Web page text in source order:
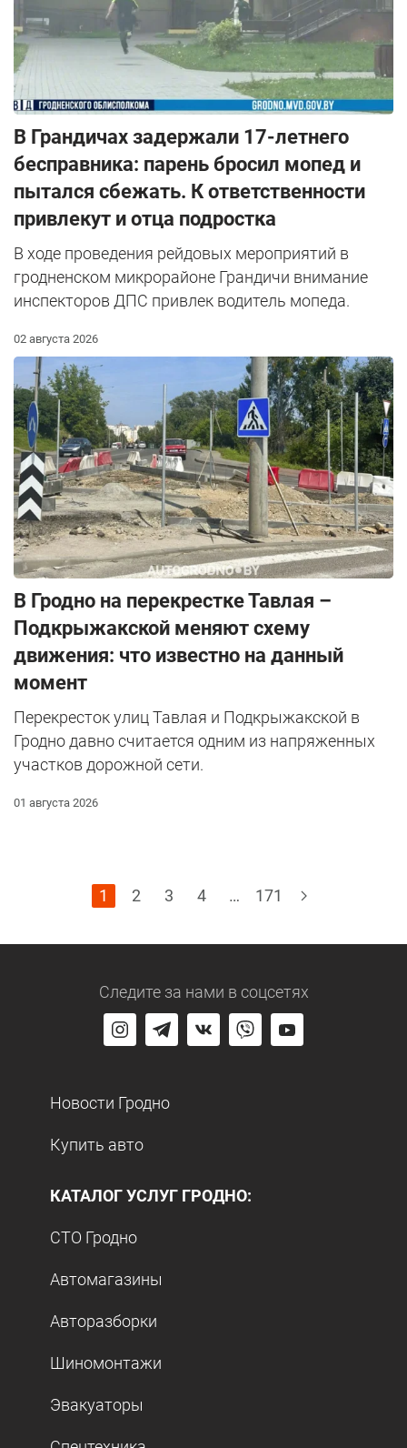
В Грандичах задержали 17-летнего
бесправника: парень бросил мопед и
пытался сбежать. К ответственности
привлекут и отца подростка
В ходе проведения рейдовых мероприятий в
гродненском микрорайоне Грандичи внимание
инспекторов ДПС привлек водитель мопеда.
02 августа 2026
В Гродно на перекрестке Тавлая –
Подкрыжакской меняют схему
движения: что известно на данный
момент
Перекресток улиц Тавлая и Подкрыжакской в
Гродно давно считается одним из напряженных
участков дорожной сети.
01 августа 2026
1 2 3 4 … 171
Следите за нами в соцсетях
Новости Гродно
Купить авто
КАТАЛОГ УСЛУГ ГРОДНО:
СТО Гродно
Автомагазины
Авторазборки
Шиномонтажи
Эвакуаторы